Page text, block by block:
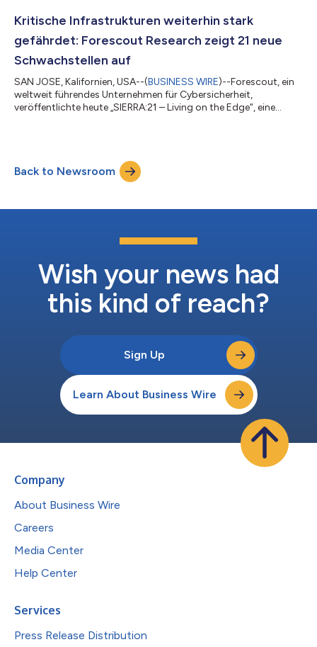
entdeckte eine größere Aktion, die nicht vollständig der APT-
Kritische Infrastrukturen weiterhin stark
gefährdet: Forescout Research zeigt 21 neue
Schwachstellen auf
SAN JOSE, Kalifornien, USA--(BUSINESS WIRE)--Forescout, ein
weltweit führendes Unternehmen für Cybersicherheit,
veröffentlichte heute „SIERRA:21 – Living on the Edge“, eine
globalen Team, das sich der Aufdeckung von Schwachstellen in
kritischen Infrastrukturen widmet – unterstreicht das
anhaltende Risiko für kritische Inf...
Back to Newsroom
Wish your news had
this kind of reach?
Sign Up
Learn About Business Wire
Company
About Business Wire
Careers
Media Center
Help Center
Services
Press Release Distribution